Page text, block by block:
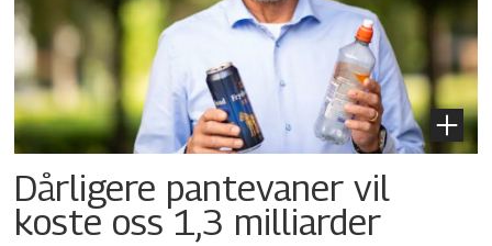
Dårligere pantevaner vil
koste oss 1,3 milliarder